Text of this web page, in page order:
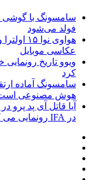
سامسونگ با گوشی
فولد می‌شود
عکاسی موبایل
کرد
سامسونگ آماده
هوش مصنوعی
آیا قاتل آی پد
در IFA رونمایی می کند!